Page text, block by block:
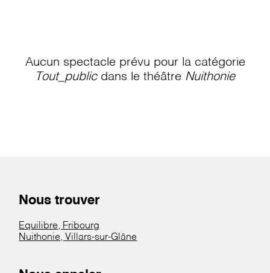
Aucun spectacle prévu pour la catégorie
Tout_publicdans le théâtre Nuithonie
Nous trouver
Equilibre, Fribourg
Nuithonie, Villars-sur-Glâne